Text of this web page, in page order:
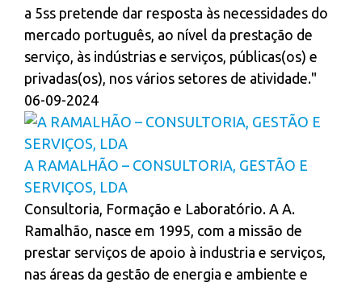
a 5ss pretende dar resposta às necessidades do
mercado português, ao nível da prestação de
serviço, às indústrias e serviços, públicas(os) e
privadas(os), nos vários setores de atividade."
06-09-2024
A RAMALHÃO – CONSULTORIA, GESTÃO E
SERVIÇOS, LDA
Consultoria, Formação e Laboratório. A A.
Ramalhão, nasce em 1995, com a missão de
prestar serviços de apoio à industria e serviços,
nas áreas da gestão de energia e ambiente e